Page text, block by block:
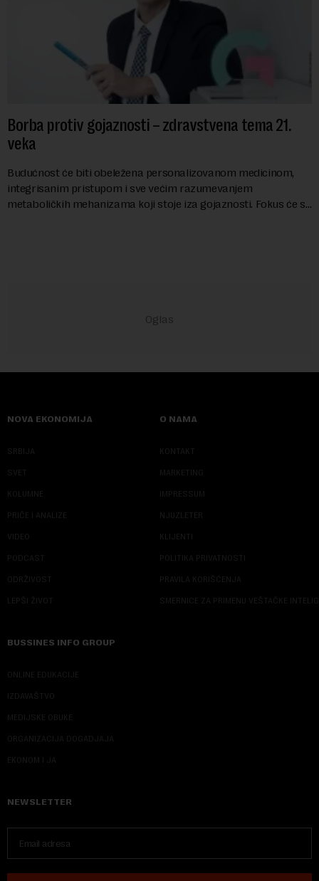
Borba protiv gojaznosti – zdravstvena tema 21.
veka
Budućnost će biti obeležena personalizovanom medicinom,
integrisanim pristupom i sve većim razumevanjem
metaboličkih mehanizama koji stoje iza gojaznosti. Fokus će se
NOVA EKONOMIJA
SRBIJA
SVET
KOLUMNE
PRIČE I ANALIZE
VIDEO
PODCAST
ODRŽIVOST
LEPŠI ŽIVOT
O NAMA
KONTAKT
MARKETING
IMPRESSUM
NJUZLETER
KLIJENTI
POLITIKA PRIVATNOSTI
PRAVILA KORIŠĆENJA
SMERNICE ZA PRIMENU VEŠTAČKE
BUSSINES INFO GROUP
ONLINE EDUKACIJE
IZDAVAŠTVO
MEDIJSKE OBUKE
ORGANIZACIJA DOGADJAJA
EKONOM I JA
NEWSLETTER